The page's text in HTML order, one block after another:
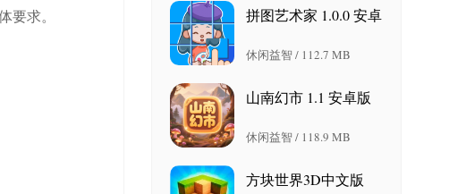
求。
拼图艺术家 1.0.0 安卓
休闲益智 / 112.7 MB
山南幻市 1.1 安卓版
休闲益智 / 118.9 MB
方块世界3D中文版